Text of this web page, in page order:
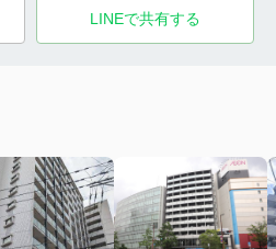
LINEで共有する